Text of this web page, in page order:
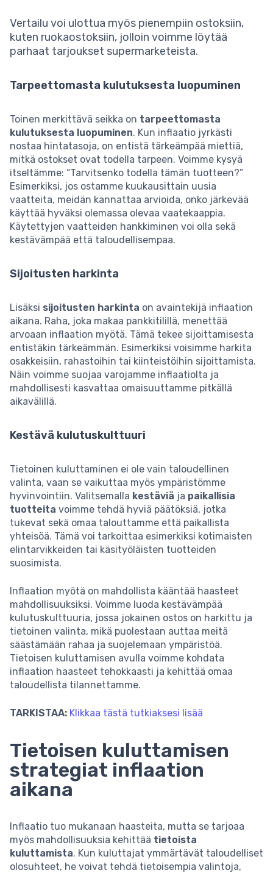
Vertailu voi ulottua myös pienempiin ostoksiin,
kuten ruokaostoksiin, jolloin voimme löytää
parhaat tarjoukset supermarketeista.
Tarpeettomasta kulutuksesta luopuminen
Toinen merkittävä seikka on tarpeettomasta
kulutuksesta luopuminen. Kun inflaatio jyrkästi
nostaa hintatasoja, on entistä tärkeämpää miettiä,
mitkä ostokset ovat todella tarpeen. Voimme kysyä
itseltämme: “Tarvitsenko todella tämän tuotteen?”
Esimerkiksi, jos ostamme kuukausittain uusia
vaatteita, meidän kannattaa arvioida, onko järkevää
käyttää hyväksi olemassa olevaa vaatekaappia.
Käytettyjen vaatteiden hankkiminen voi olla sekä
kestävämpää että taloudellisempaa.
Sijoitusten harkinta
Lisäksi sijoitusten harkinta on avaintekijä inflaation
aikana. Raha, joka makaa pankkitilillä, menettää
arvoaan inflaation myötä. Tämä tekee sijoittamisesta
entistäkin tärkeämmän. Esimerkiksi voisimme harkita
osakkeisiin, rahastoihin tai kiinteistöihin sijoittamista.
Näin voimme suojaa varojamme inflaatiolta ja
mahdollisesti kasvattaa omaisuuttamme pitkällä
aikavälillä.
Kestävä kulutuskulttuuri
Tietoinen kuluttaminen ei ole vain taloudellinen
valinta, vaan se vaikuttaa myös ympäristömme
hyvinvointiin. Valitsemalla kestäviä ja paikallisia
tuotteita voimme tehdä hyviä päätöksiä, jotka
tukevat sekä omaa talouttamme että paikallista
yhteisöä. Tämä voi tarkoittaa esimerkiksi kotimaisten
elintarvikkeiden tai käsityöläisten tuotteiden
suosimista.
Inflaation myötä on mahdollista kääntää haasteet
mahdollisuuksiksi. Voimme luoda kestävämpää
kulutuskulttuuria, jossa jokainen ostos on harkittu ja
tietoinen valinta, mikä puolestaan auttaa meitä
säästämään rahaa ja suojelemaan ympäristöä.
Tietoisen kuluttamisen avulla voimme kohdata
inflaation haasteet tehokkaasti ja kehittää omaa
taloudellista tilannettamme.
TARKISTAA: Klikkaa tästä tutkiaksesi lisää
Tietoisen kuluttamisen
strategiat inflaation
aikana
Inflaatio tuo mukanaan haasteita, mutta se tarjoaa
myös mahdollisuuksia kehittää tietoista
kuluttamista. Kun kuluttajat ymmärtävät taloudelliset
olosuhteet, he voivat tehdä tietoisempia valintoja,